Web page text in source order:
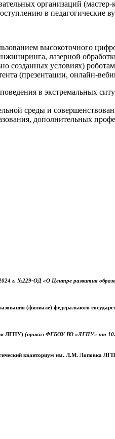
организаций
в педагогические
высокоточного
лазерной
созданных условиях)
(презентации, онлайн-
в экстремальных
среды и
дополнительных
г. №229-ОД «О Центре развития
(филиале) федерального
ЛГПУ) (приказ ФГБОУ ВО «ЛГПУ» от
кванториум им. Л.М. Лоповка